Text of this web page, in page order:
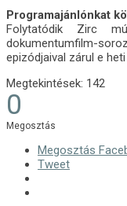
Programajánlónkat
Folytatódik Zirc
dokumentumfilm-
epizódjaival zárul e heti
Megtekintések: 142
0
Megosztás
Megosztás
Tweet